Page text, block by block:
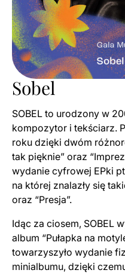
Sobel
SOBEL to urodzony w
kompozytor i tekściarz.
roku dzięki dwóm
tak pięknie” oraz
wydanie cyfrowej EPki
na której znalazły się
oraz “Presja”.
Idąc za ciosem, SOBEL
album “Pułapka na
towarzyszyło wydanie
minialbumu, dzięki